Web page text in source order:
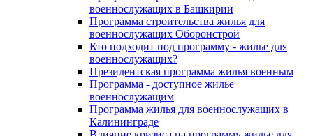
военнослужащих в Башкирии
Программа строительства жилья для
военнослужащих Оборонстрой
Кто подходит под программу - жилье для
военнослужащих?
Президентская программа жилья военным
Программа - доступное жилье
военнослужащим
Программа жилья для военнослужащих в
Калининграде